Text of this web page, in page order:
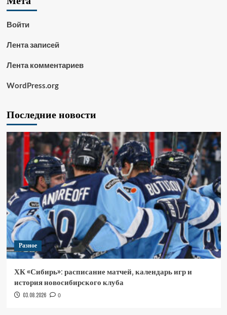
Войти
Лента записей
Лента комментариев
WordPress.org
Последние новости
Разное
ХК «Сибирь»: расписание матчей, календарь игр и
история новосибирского клуба
03.08.2026 0